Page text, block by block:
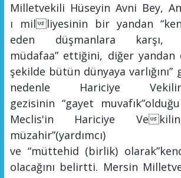
Milletvekili Hüseyin Avni Bey,
ı mil liyesinin bir yandan “
eden düşmanlara karşı,
müdafaa”ettiğini, diğer yandan
şekilde bütün dünyaya varlığını”
nedenle Hariciye
gezisinin“gayet muvafık”
Meclis'in Hariciye Ve
müzahir”(yardımcı)
ve “müttehid (birlik) olarak”
olacağını belirtti. Mersin